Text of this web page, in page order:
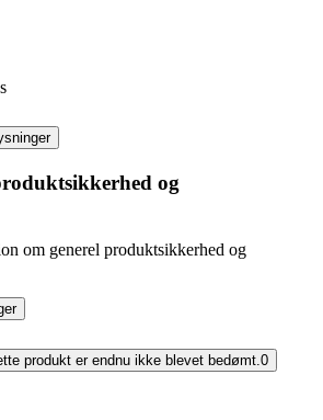
og
om generel produktsikkerhed og
produkt er endnu ikke blevet bedømt. 0